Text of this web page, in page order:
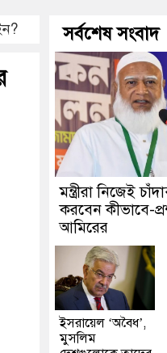
সর্বশেষ সংবাদ
মন্ত্রীরা নিজেই
করবেন কীভাবে-
আমিরের
ইসরায়েল ‘অবৈধ’,
মুসলিম